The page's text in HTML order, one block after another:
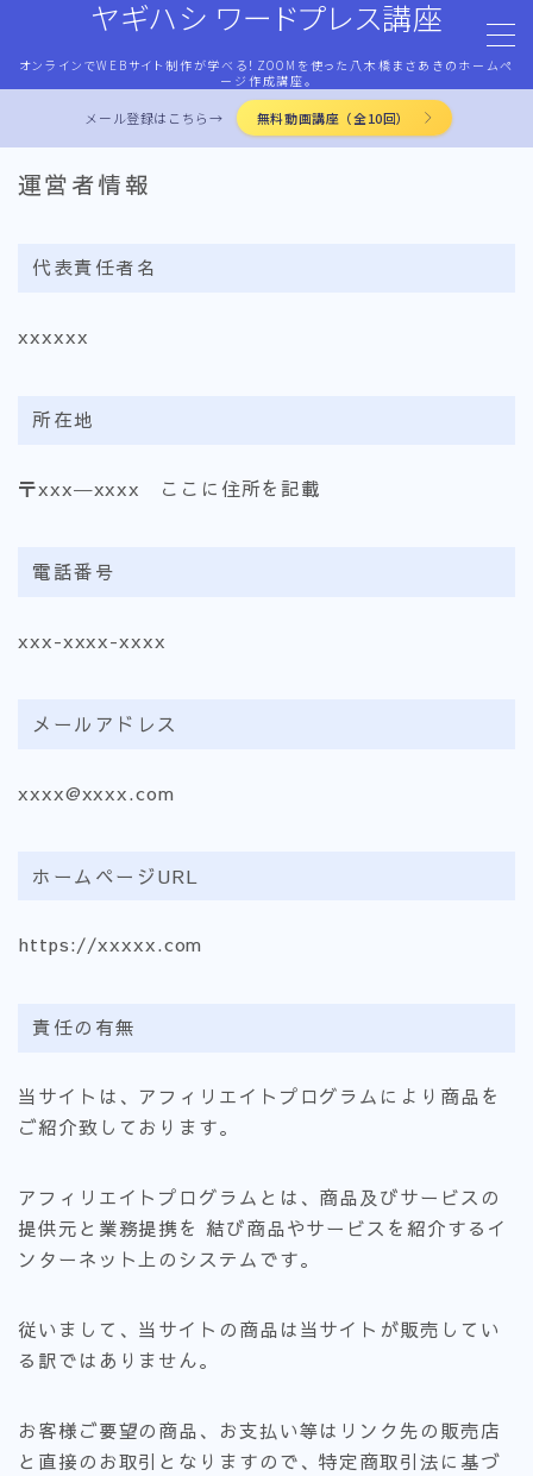
ヤギハシ ワードプレス講座
オンラインでWEBサイト制作が学べる！ZOOMを使った八木橋まさあきのホームペ
ージ作成講座。
MENU
PROFILE
お問合せ
メール登録はこちら→ 無料動画講座（全10回）
運営者情報
代表責任者名
xxxxxx
所在地
〒xxx―xxxx ここに住所を記載
電話番号
xxx-xxxx-xxxx
メールアドレス
xxxx@xxxx.com
ホームページURL
https://xxxxx.com
責任の有無
当サイトは、アフィリエイトプログラムにより商品を
ご紹介致しております。
アフィリエイトプログラムとは、商品及びサービスの
提供元と業務提携を 結び商品やサービスを紹介するイ
ンターネット上のシステムです。
従いまして、当サイトの商品は当サイトが販売してい
る訳ではありません。
お客様ご要望の商品、お支払い等はリンク先の販売店
と直接のお取引となりますので、特定商取引法に基づ